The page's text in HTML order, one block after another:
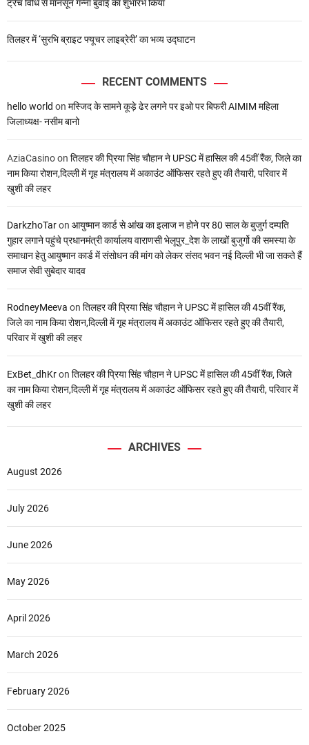
ट्रेंच विधि से मानसून गन्ना बुवाई का शुभारंभ किया
तिलहर में ‘सुरभि ब्राइट फ्यूचर लाइब्रेरी’ का भव्य उद्घाटन
RECENT COMMENTS
hello world on मस्जिद के सामने कूड़े ढेर लगने पर इओ पर बिफरी AIMIM महिला
जिलाध्यक्ष- नसीम बानो
AziaCasinoon तिलहर की प्रिया सिंह चौहान ने UPSC में हासिल की 45वीं रैंक, जिले का
नाम किया रोशन,दिल्ली में गृह मंत्रालय में अकाउंट ऑफिसर रहते हुए की तैयारी, परिवार में
खुशी की लहर
DarkzhoTaron आयुष्मान कार्ड से आंख का इलाज न होने पर 80 साल के बुजुर्ग दम्पति
गुहार लगाने पहुंचे प्रधानमंत्री कार्यालय वाराणसी भेलूपुर_देश के लाखों बुजुर्गो की समस्या के
समाधान हेतु आयुष्मान कार्ड में संसोधन की मांग को लेकर संसद भवन नई दिल्ली भी जा सकते हैं
समाज सेवी सुबेदार यादव
RodneyMeeva on तिलहर की प्रिया सिंह चौहान ने UPSC में हासिल की 45वीं रैंक,
जिले का नाम किया रोशन,दिल्ली में गृह मंत्रालय में अकाउंट ऑफिसर रहते हुए की तैयारी,
परिवार में खुशी की लहर
ExBet_dhKron तिलहर की प्रिया सिंह चौहान ने UPSC में हासिल की 45वीं रैंक, जिले
का नाम किया रोशन,दिल्ली में गृह मंत्रालय में अकाउंट ऑफिसर रहते हुए की तैयारी, परिवार में
खुशी की लहर
ARCHIVES
August 2026
July 2026
June 2026
May 2026
April 2026
March 2026
February 2026
October 2025